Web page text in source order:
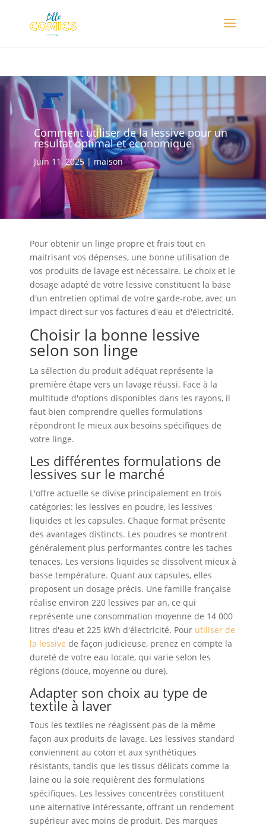
Comment utiliser de la lessive pour un
resultat optimal et economique
Juin 11, 2025| maison
Pour obtenir un linge propre et frais tout en
maitrisant vos dépenses, une bonne utilisation de
vos produits de lavage est nécessaire. Le choix et le
dosage adapté de votre lessive constituent la base
d'un entretien optimal de votre garde-robe, avec un
impact direct sur vos factures d'eau et d'électricité.
Choisir la bonne lessive
selon son linge
La sélection du produit adéquat représente la
première étape vers un lavage réussi. Face à la
multitude d'options disponibles dans les rayons, il
faut bien comprendre quelles formulations
répondront le mieux aux besoins spécifiques de
votre linge.
Les différentes formulations de
lessives sur le marché
L'offre actuelle se divise principalement en trois
catégories: les lessives en poudre, les lessives
liquides et les capsules. Chaque format présente
des avantages distincts. Les poudres se montrent
généralement plus performantes contre les taches
tenaces. Les versions liquides se dissolvent mieux à
basse température. Quant aux capsules, elles
proposent un dosage précis. Une famille française
réalise environ 220 lessives par an, ce qui
représente une consommation moyenne de 14 000
litres d'eau et 225 kWh d'électricité. Pour utiliser de
la lessive de façon judicieuse, prenez en compte la
dureté de votre eau locale, qui varie selon les
régions (douce, moyenne ou dure).
Adapter son choix au type de
textile à laver
Tous les textiles ne réagissent pas de la même
façon aux produits de lavage. Les lessives standard
conviennent au coton et aux synthétiques
résistants, tandis que les tissus délicats comme la
laine ou la soie requièrent des formulations
spécifiques. Les lessives concentrées constituent
une alternative intéressante, offrant un rendement
supérieur avec moins de produit. Des marques